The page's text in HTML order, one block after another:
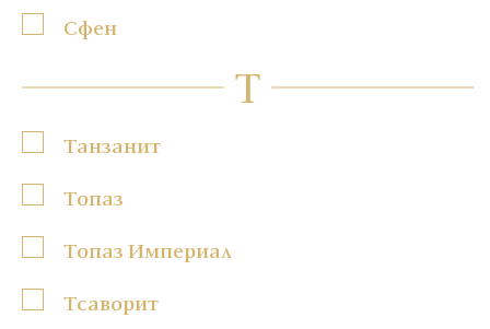
Сфен
Т
Танзанит
Топаз
Топаз Империал
Тсаворит